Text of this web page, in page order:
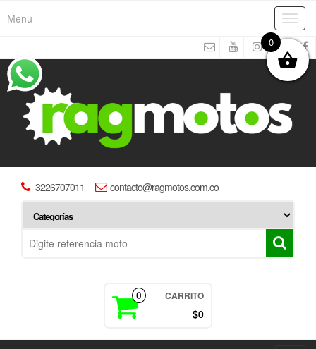
Menu
3226707011 contacto@ragmotos.com.co
0 CARRITO
$0
0